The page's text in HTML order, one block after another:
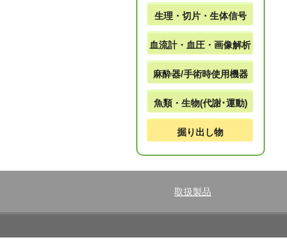
生理・切片・生体信号
血流計・血圧・画像解析
麻酔器/手術時使用機器
魚類・生物(代謝･運動)
掘り出し物
取扱製品